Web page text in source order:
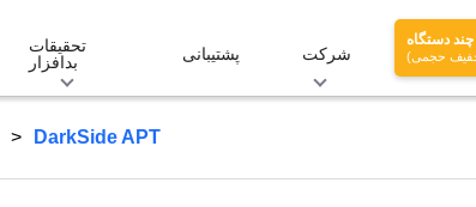
تحقیقات
بدافزار
پشتیبانی شرکت
دستگاه
حجمی)
DarkSide APT